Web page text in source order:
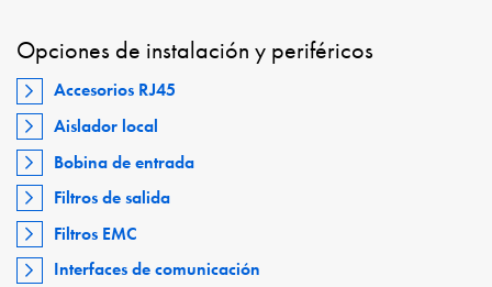
Opciones de instalación y periféricos
Accesorios RJ45
Aislador local
Bobina de entrada
Filtros de salida
Filtros EMC
Interfaces de comunicación